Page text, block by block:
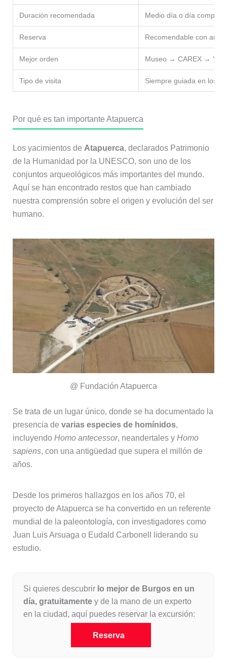
Duración recomendada Medio día o día completo
Reserva Recomendable con
Mejor orden Museo → CAREX →
Tipo de visita Siempre guiada en los
Por qué es tan importante Atapuerca
Los yacimientos de Atapuerca, declarados Patrimonio
de la Humanidad por la UNESCO, son uno de los
conjuntos arqueológicos más importantes del mundo.
Aquí se han encontrado restos que han cambiado
nuestra comprensión sobre el origen y evolución del ser
humano.
@ Fundación Atapuerca
Se trata de un lugar único, donde se ha documentado la
presencia de varias especies de homínidos,
incluyendo Homo antecessor, neandertales y Homo
sapiens, con una antigüedad que supera el millón de
años.
Desde los primeros hallazgos en los años 70, el
proyecto de Atapuerca se ha convertido en un referente
mundial de la paleontología, con investigadores como
Juan Luis Arsuaga o Eudald Carbonell liderando su
estudio.
Si quieres descubrirlo mejor de Burgos en un
día, gratuitamentey de la mano de un experto
en la ciudad, aquí puedes reservar la excursión:
Reserva